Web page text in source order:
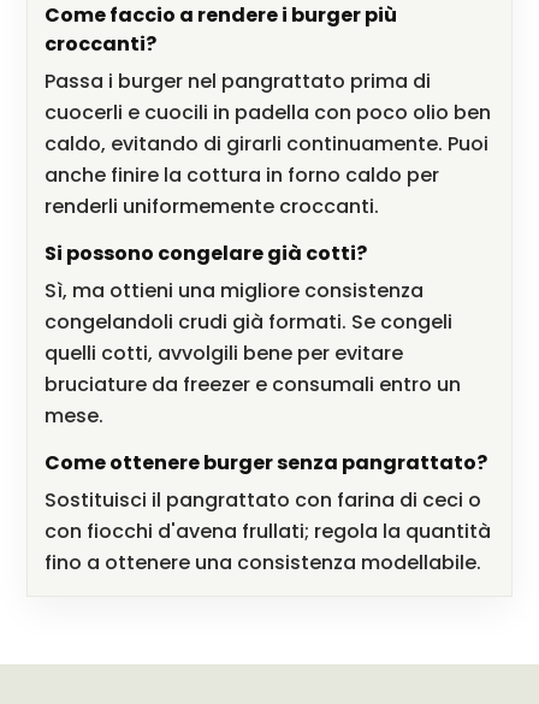
Come faccio a rendere i burger più
croccanti?
Passa i burger nel pangrattato prima di
cuocerli e cuocili in padella con poco olio ben
caldo, evitando di girarli continuamente. Puoi
anche finire la cottura in forno caldo per
renderli uniformemente croccanti.
Si possono congelare già cotti?
Sì, ma ottieni una migliore consistenza
congelandoli crudi già formati. Se congeli
quelli cotti, avvolgili bene per evitare
bruciature da freezer e consumali entro un
mese.
Come ottenere burger senza pangrattato?
Sostituisci il pangrattato con farina di ceci o
con fiocchi d'avena frullati; regola la quantità
fino a ottenere una consistenza modellabile.